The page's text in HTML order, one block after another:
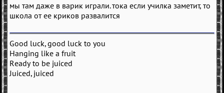
мы там даже в варик играли. тока если училка заметит, то
школа от ее криков развалится
Good luck, good luck to you
Hanging like a fruit
Ready to be juiced
Juiced, juiced